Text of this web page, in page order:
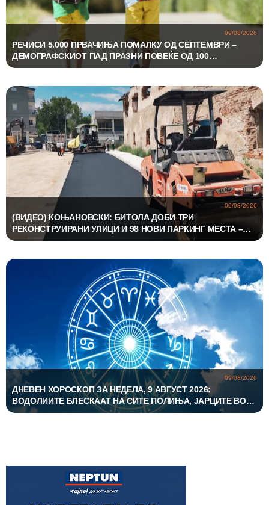
РЕЧИСИ 5.000 ПРВАЧИЊА ПОМАЛКУ ОД СЕПТЕМВРИ –
ДЕМОГРАФСКИОТ ПАД ПРАЗНИ ПОВЕЌЕ ОД 100
ПАРАЛЕЛКИ
09/08/2026
(ВИДЕО) КОЊАНОВСКИ: БИТОЛА ДОБИ ТРИ
РЕКОНСТРУИРАНИ УЛИЦИ И 98 НОВИ ПАРКИНГ МЕСТА –
ИНВЕСТИЦИИ ОД НАД 19 МИЛИОНИ ДЕНАРИ
09/08/2026
ДНЕВЕН ХОРОСКОП ЗА НЕДЕЛА, 9 АВГУСТ 2026:
ВОДОЛИИТЕ БЛЕСКААТ НА СИТЕ ПОЛИЊА, ЈАРЦИТЕ ВО
ЉУБОВТА, А БЛИЗНАЦИТЕ ВО КАРИЕРАТА
09/08/2026